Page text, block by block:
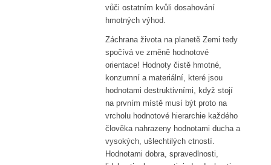
vůči ostatním kvůli dosahování
hmotných výhod.
Záchrana života na planetě Zemi tedy
spočívá ve změně hodnotové
orientace! Hodnoty čistě hmotné,
konzumní a materiální, které jsou
hodnotami destruktivními, když stojí
na prvním místě musí být proto na
vrcholu hodnotové hierarchie každého
člověka nahrazeny hodnotami ducha a
vysokých, ušlechtilých ctností.
Hodnotami dobra, spravedlnosti,